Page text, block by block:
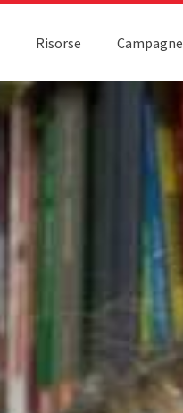
Risorse Campagne